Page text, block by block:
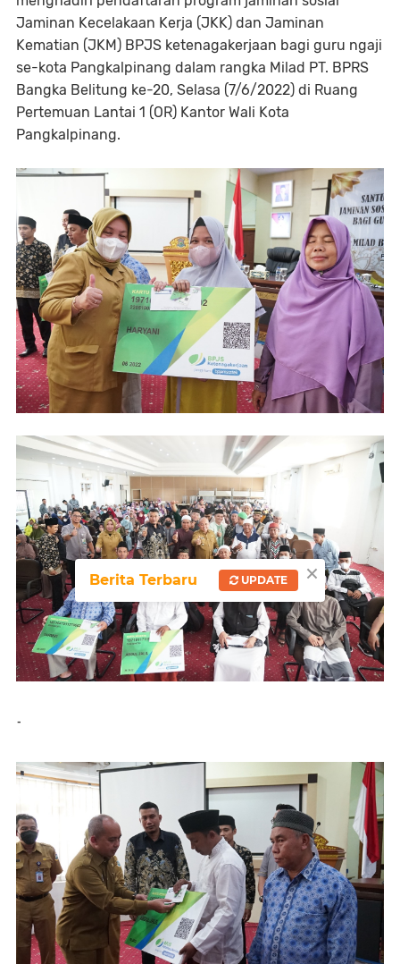
Jaminan Kecelakaan Kerja (JKK) dan Jaminan
Kematian (JKM) BPJS ketenagakerjaan bagi guru ngaji
se-kota Pangkalpinang dalam rangka Milad PT. BPRS
Bangka Belitung ke-20, Selasa (7/6/2022) di Ruang
Pertemuan Lantai 1 (OR) Kantor Wali Kota
Pangkalpinang.
-
×
Berita Terbaru UPDATE